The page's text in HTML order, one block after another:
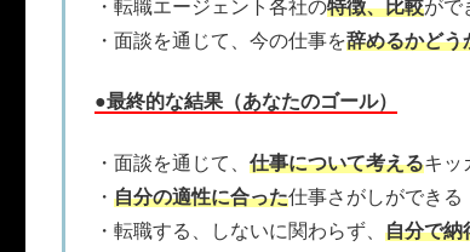
・転職エージェント各社の特徴、比較がで
・面談を通じて、今の仕事を辞めるかどう
●最終的な結果（あなたのゴール）
・面談を通じて、 仕事について考えるキッ
・ 自分の適性に合った仕事さがしができる
・転職する、しないに関わらず、 自分で納